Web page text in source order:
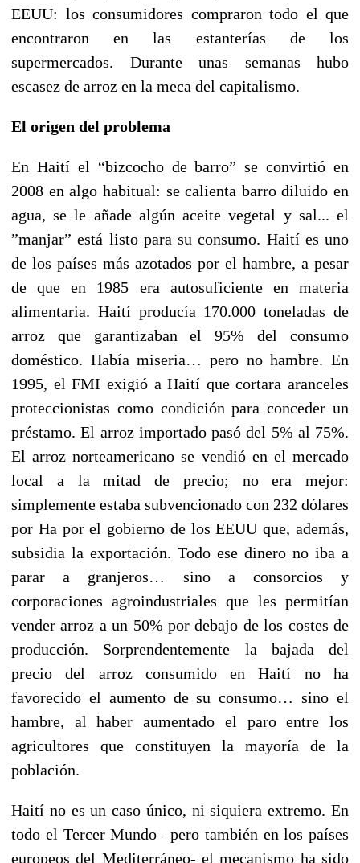
EEUU: los consumidores compraron todo el que
encontraron en las estanterías de los
supermercados. Durante unas semanas hubo
escasez de arroz en la meca del capitalismo.
El origen del problema
En Haití el “bizcocho de barro” se convirtió en
2008 en algo habitual: se calienta barro diluido en
agua, se le añade algún aceite vegetal y sal... el
”manjar” está listo para su consumo. Haití es uno
de los países más azotados por el hambre, a pesar
de que en 1985 era autosuficiente en materia
alimentaria. Haití producía 170.000 toneladas de
arroz que garantizaban el 95% del consumo
doméstico. Había miseria… pero no hambre. En
1995, el FMI exigió a Haití que cortara aranceles
proteccionistas como condición para conceder un
préstamo. El arroz importado pasó del 5% al 75%.
El arroz norteamericano se vendió en el mercado
local a la mitad de precio; no era mejor:
simplemente estaba subvencionado con 232 dólares
por Ha por el gobierno de los EEUU que, además,
subsidia la exportación. Todo ese dinero no iba a
parar a granjeros… sino a consorcios y
corporaciones agroindustriales que les permitían
vender arroz a un 50% por debajo de los costes de
producción. Sorprendentemente la bajada del
precio del arroz consumido en Haití no ha
favorecido el aumento de su consumo… sino el
hambre, al haber aumentado el paro entre los
agricultores que constituyen la mayoría de la
población.
Haití no es un caso único, ni siquiera extremo. En
todo el Tercer Mundo –pero también en los países
europeos del Mediterráneo- el mecanismo ha sido